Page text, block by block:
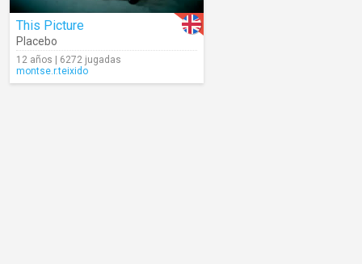
This Picture
Placebo
12 años | 6272 jugadas
montse.r.teixido